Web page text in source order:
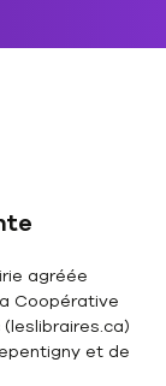
agréée
Coopérative
et de